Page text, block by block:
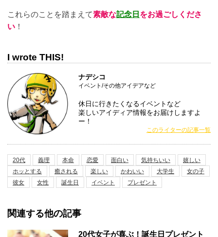
これらのことを踏まえて素敵な記念日 をお過ごしくださ
い ！
I wrote THIS!
ナデシコ
イベント/その他アイデアなど
休日に行きたくなるイベントなど
楽しいアイディア情報をお届けしますよ
ー！
このライターの記事一覧
20代 義理 本命 恋愛 面白い 気持ちいい
嬉しい
ホッとする
癒される 楽しい かわいい 大学生
女の子
彼女
女性 誕生日 イベント プレゼント
関連する他の記事
20代女子が喜ぶ！誕生日プレゼント